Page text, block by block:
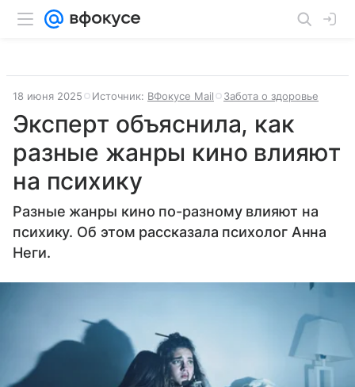
18 июня 2025 Источник: ВФокусе Mail Забота о здоровье
Эксперт объяснила, как
разные жанры кино влияют
на психику
Разные жанры кино по-разному влияют на
психику. Об этом рассказала психолог Анна
Неги.